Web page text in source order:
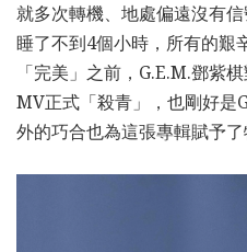
就多次轉機、地處偏遠沒有
睡了不到4個小時，所有的艱
「完美」之前，G.E.M.鄧紫
MV正式「殺青」，也剛好是
外的巧合也為這張專輯賦予了